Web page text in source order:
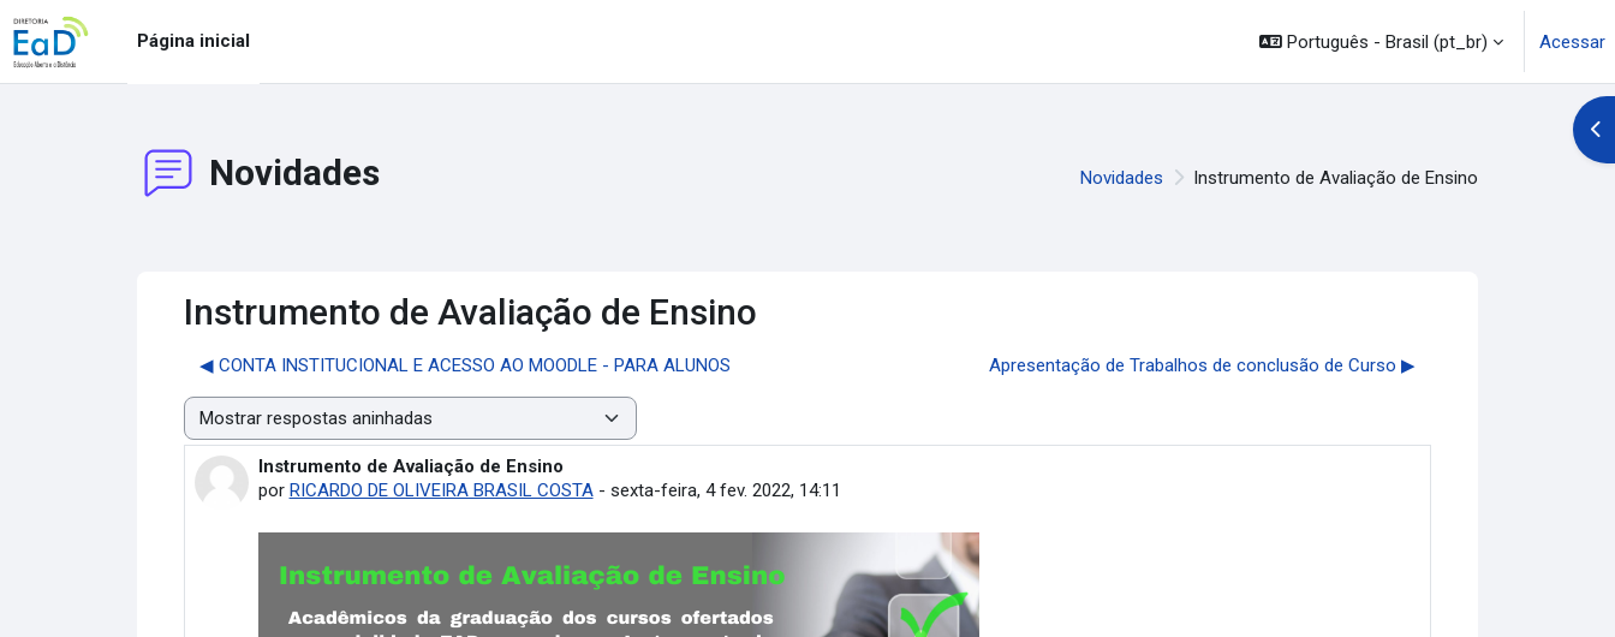
Ir para o conteúdo principal
Página inicial
Português - Brasil ‎(pt_br)‎ Acessar
Novidades Novidades Instrumento de Avaliação de Ensino
Instrumento de Avaliação de Ensino
◀︎ CONTA INSTITUCIONAL E ACESSO AO MOODLE - PARA ALUNOS Apresentação de Trabalhos de conclusão de Curso ▶︎
Modo de visualização
Instrumento de Avaliação de Ensino
por RICARDO DE OLIVEIRA BRASIL COSTA- sexta-feira, 4 fev. 2022, 14:11
Número de respostas: 0